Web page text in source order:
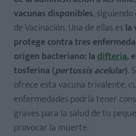
vacunas disponibles,
de Vacinación. Una de ellas es la
protege contra tres
origen bacteriano: ladifteria,
tosferina (pertussis acelular).
ofrece esta vacuna trivalente,
enfermedades podría tener
graves para la salud de tu
provocar la muerte.